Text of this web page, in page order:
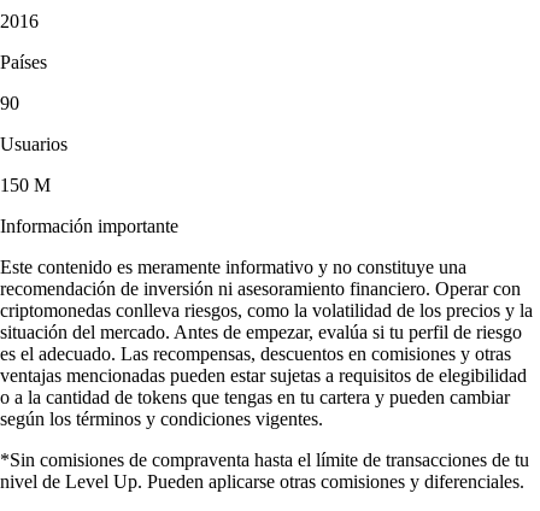
2016
Países
90
Usuarios
150 M
Información importante
Este contenido es meramente informativo y no constituye una
recomendación de inversión ni asesoramiento financiero. Operar con
criptomonedas conlleva riesgos, como la volatilidad de los precios y la
situación del mercado. Antes de empezar, evalúa si tu perfil de riesgo
es el adecuado. Las recompensas, descuentos en comisiones y otras
ventajas mencionadas pueden estar sujetas a requisitos de elegibilidad
o a la cantidad de tokens que tengas en tu cartera y pueden cambiar
según los términos y condiciones vigentes.
*Sin comisiones de compraventa hasta el límite de transacciones de tu
nivel de Level Up. Pueden aplicarse otras comisiones y diferenciales.